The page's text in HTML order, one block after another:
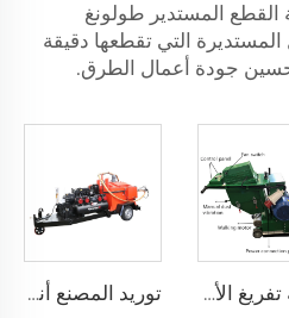
القطع المستدير طولونغ
التي تقطعها دقيقة
جودة أعمال الطرق.
ماكينة تفريغ الأرصفة الكهربائية ذاتية الحركة مع جمع الغبار توريد المصنع أنواع مختلفة من آلة إغلاق شقوق الأسفلت في إصلاح سطح الطريق، LS-500QY مع ضاغط هواء